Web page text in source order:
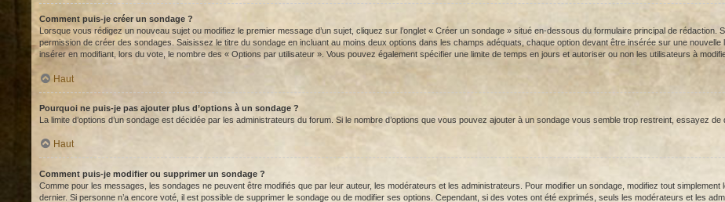
Comment puis-je créer un sondage ?
Lorsque vous rédigez un nouveau sujet ou modifiez le premier message d’un sujet, cliquez sur l’onglet « Créer un sondage » situé en-dessous du formulaire principal de rédaction.
permission de créer des sondages. Saisissez le titre du sondage en incluant au moins deux options dans les champs adéquats, chaque option devant être insérée sur une nouvelle
insérer en modifiant, lors du vote, le nombre des « Options par utilisateur ». Vous pouvez également spécifier une limite de temps en jours et autoriser ou non les utilisateurs à
Haut
Pourquoi ne puis-je pas ajouter plus d’options à un sondage ?
La limite d’options d’un sondage est décidée par les administrateurs du forum. Si le nombre d’options que vous pouvez ajouter à un sondage vous semble trop restreint, essayez de
Haut
Comment puis-je modifier ou supprimer un sondage ?
Comme pour les messages, les sondages ne peuvent être modifiés que par leur auteur, les modérateurs et les administrateurs. Pour modifier un sondage, modifiez tout
dernier. Si personne n’a encore voté, il est possible de supprimer le sondage ou de modifier ses options. Cependant, si des votes ont été exprimés, seuls les modérateurs et les